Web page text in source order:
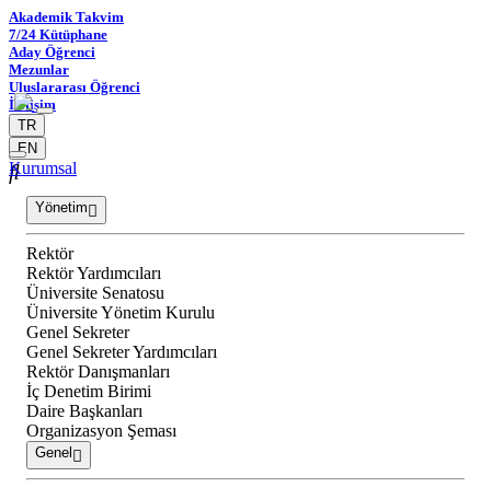
Akademik Takvim
7/24 Kütüphane
Aday Öğrenci
Mezunlar
Uluslararası Öğrenci
İletişim
TR
EN
Kurumsal
Yönetim
Rektör
Rektör Yardımcıları
Üniversite Senatosu
Üniversite Yönetim Kurulu
Genel Sekreter
Genel Sekreter Yardımcıları
Rektör Danışmanları
İç Denetim Birimi
Daire Başkanları
Organizasyon Şeması
Genel